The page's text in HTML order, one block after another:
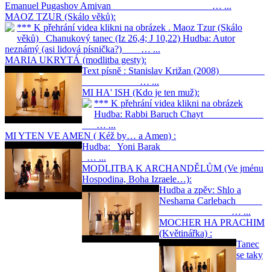
Emanuel Pugashov Amivan … ...
MAOZ TZUR (Skálo věků):
*** K přehrání videa klikni na obrázek . Maoz Tzur (Skálo
věků) Chanukový tanec (Iz 26,4; J 10,22) Hudba: Autor
neznámý (asi lidová písnička?) … ...
MARIA UKRYTÁ (modlitba gesty):
Text písně : Stanislav Križan (2008)
… ...
MI HA' ISH (Kdo je ten muž):
*** K přehrání videa klikni na obrázek
Hudba: Rabbi Baruch Chayt
… ...
MI YTEN VE AMEN ( Kéž by… a Amen) :
Hudba: Yoni Barak
… ...
MODLITBA K ARCHANDĚLŮM (Ve jménu
Hospodina, Boha Izraele…):
Hudba a zpěv: Shlo a
Neshama Carlebach
… ...
MOCHER HA PRACHIM
(Květinářka) :
Tanec
se taky